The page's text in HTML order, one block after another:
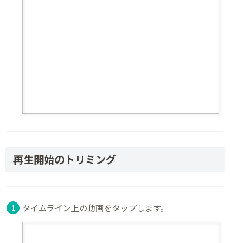
再生開始のトリミング
タイムライン上の動画をタップします。